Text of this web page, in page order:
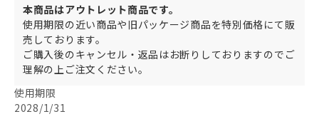
本商品はアウトレット商品です。
使用期限の近い商品や旧パッケージ商品を特別価格にて販
売しております。
ご購入後のキャンセル・返品はお断りしておりますのでご
理解の上ご注文ください。
使用期限
2028/1/31